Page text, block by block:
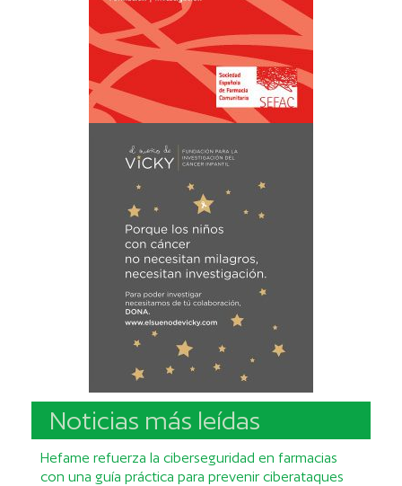
Noticias más leídas
Hefame refuerza la ciberseguridad en farmacias
con una guía práctica para prevenir ciberataques